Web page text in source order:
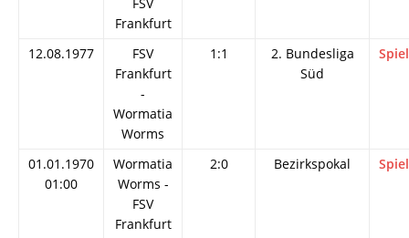
Frankfurt
12.08.1977
FSV
Frankfurt
-
Wormatia
Worms
1:1
2. Bundesliga
Süd
01.01.1970
01:00
Wormatia
Worms -
FSV
Frankfurt
2:0 Bezirkspokal